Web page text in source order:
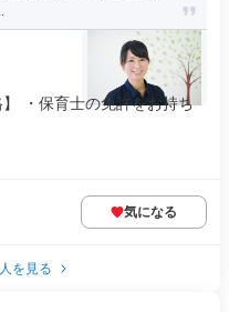
・保育士の免許をお持ち
気になる
を見る